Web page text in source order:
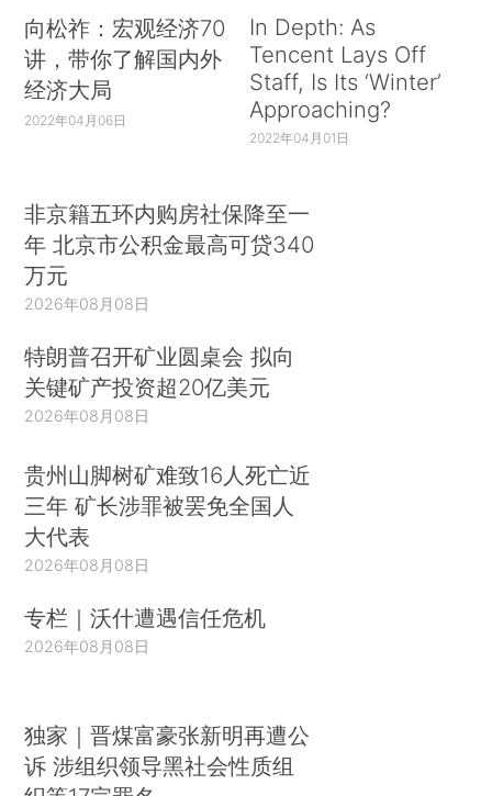
向松祚：宏观经济70
讲，带你了解国内外
经济大局
2022年04月06日
In Depth: As
Tencent Lays Off
Staff, Is Its ‘Winter’
Approaching?
2022年04月01日
非京籍五环内购房社保降至一
年 北京市公积金最高可贷340
万元
2026年08月08日
特朗普召开矿业圆桌会 拟向
关键矿产投资超20亿美元
2026年08月08日
贵州山脚树矿难致16人死亡近
三年 矿长涉罪被罢免全国人
大代表
2026年08月08日
专栏｜沃什遭遇信任危机
2026年08月08日
独家｜晋煤富豪张新明再遭公
诉 涉组织领导黑社会性质组